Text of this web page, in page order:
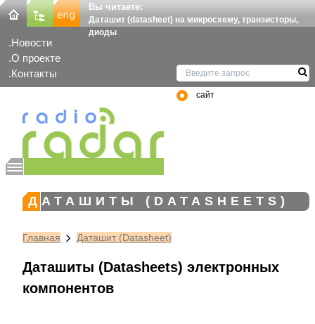
Вы читаете:
Даташит (datasheet) на микросхему, транзисторы,
диоды
Новости
О проекте
Контакты
сайт
ДАТАШИТЫ (DATASHEETS)
Главная Даташит (Datasheet)
Даташиты (Datasheets) электронных
компонентов